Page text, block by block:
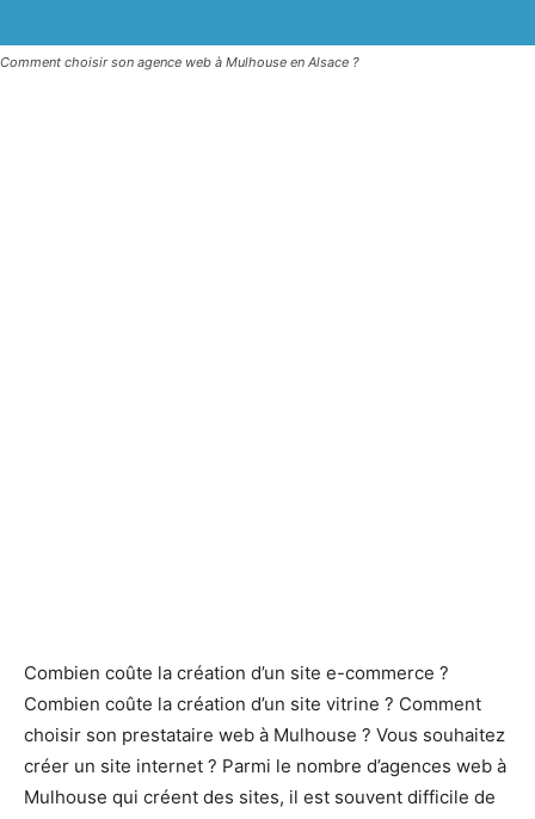
Comment choisir son agence web à Mulhouse en Alsace ?
Combien coûte la création d’un site e-commerce ?
Combien coûte la création d’un site vitrine ? Comment
choisir son prestataire web à Mulhouse ? Vous souhaitez
créer un site internet ? Parmi le nombre d’agences web à
Mulhouse qui créent des sites, il est souvent difficile de